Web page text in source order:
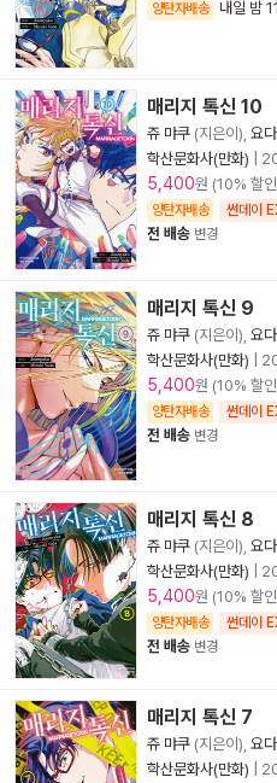
양탄자배송 내일 밤
매리지 톡신 10
쥬 먀쿠 (지은이), 요
학산문화사(만화)
5,400원 (10% 할
양탄자배송 썬데이
전 배송 변경
매리지 톡신 9
쥬 먀쿠 (지은이), 요
학산문화사(만화)
5,400원 (10% 할
양탄자배송 썬데이
전 배송 변경
매리지 톡신 8
쥬 먀쿠 (지은이), 요
학산문화사(만화)
5,400원 (10% 할
양탄자배송 썬데이
전 배송 변경
매리지 톡신 7
쥬 먀쿠 (지은이), 요
학산문화사(만화)